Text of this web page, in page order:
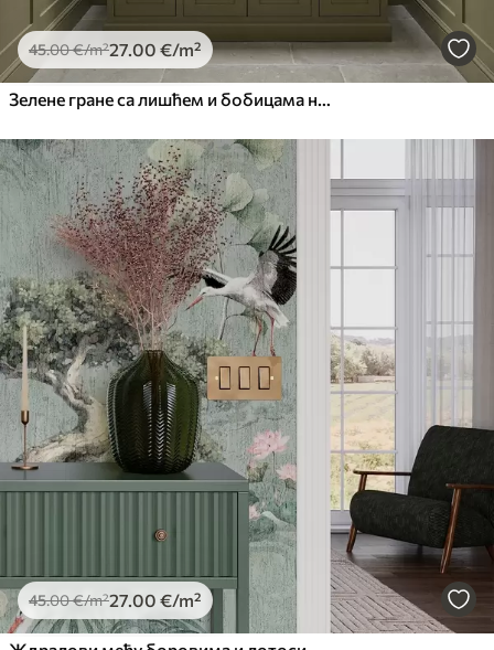
45.00€/m²27.00 €/m²
Зелене гране са лишћем и бобицама на маслини
45.00€/m²27.00 €/m²